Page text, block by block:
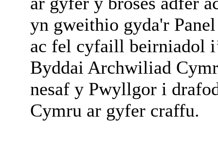
yn gweithio gyda'r
ac fel cyfaill beirniadol
Byddai Archwiliad
nesaf y Pwyllgor i
Cymru ar gyfer craffu.